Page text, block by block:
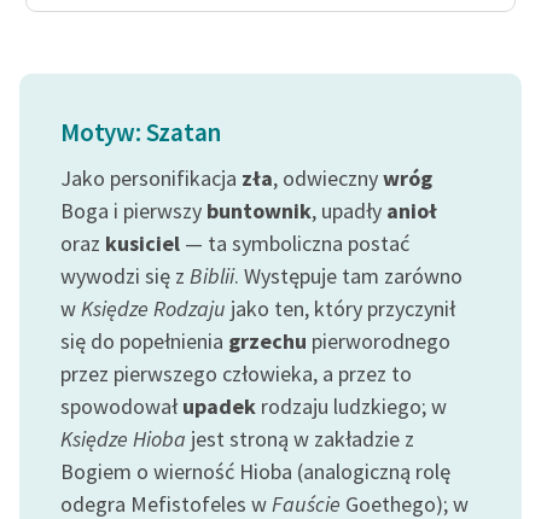
szkolnych i literatury do
uczniów z
Feministyczne inspiracje.
Popularyzacja
skandynawskiej literatury
feministycznej
Ręce pełne poezji
Kolekcje edukacyjne
twórców przechodzących
do domeny publicznej,
lektur szkolnych oraz
Starego Testamentu
Odkurzamy bohaterów
Motyw: Szatan
Jako personifikacja zła, odwiecznywróg
Boga i pierwszy buntownik, upadły anioł
oraz kusiciel — ta symboliczna postać
wywodzi się z Biblii. Występuje tam zarówno
wKsiędze Rodzaju jako ten, który przyczynił
się do popełnienia grzechu pierworodnego
przez pierwszego człowieka, a przez to
spowodowałupadek rodzaju ludzkiego; w
Księdze Hioba jest stroną w zakładzie z
Bogiem o wierność Hioba (analogiczną rolę
odegra Mefistofeles wFauście Goethego); w